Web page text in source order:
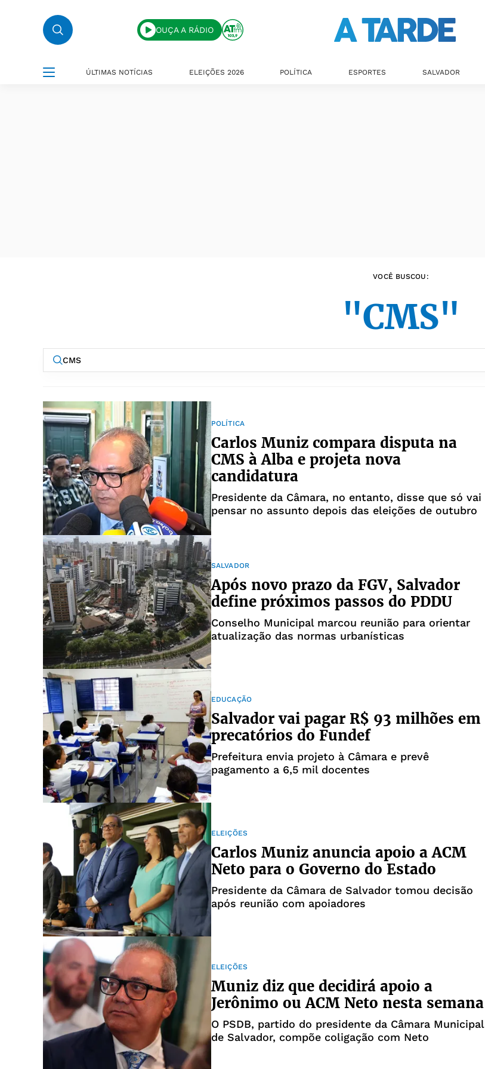
OUÇA A RÁDIO
ÚLTIMAS NOTÍCIAS ELEIÇÕES 2026 POLÍTICA ESPORTES SALVADOR
VOCÊ BUSCOU:
"CMS"
POLÍTICA
Carlos Muniz compara disputa na
CMS à Alba e projeta nova
candidatura
Presidente da Câmara, no entanto, disse que só vai
pensar no assunto depois das eleições de outubro
SALVADOR
Após novo prazo da FGV, Salvador
define próximos passos do PDDU
Conselho Municipal marcou reunião para orientar
atualização das normas urbanísticas
EDUCAÇÃO
Salvador vai pagar R$ 93 milhões em
precatórios do Fundef
Prefeitura envia projeto à Câmara e prevê
pagamento a 6,5 mil docentes
ELEIÇÕES
Carlos Muniz anuncia apoio a ACM
Neto para o Governo do Estado
Presidente da Câmara de Salvador tomou decisão
após reunião com apoiadores
ELEIÇÕES
Muniz diz que decidirá apoio a
Jerônimo ou ACM Neto nesta semana
O PSDB, partido do presidente da Câmara Municipal
de Salvador, compõe coligação com Neto